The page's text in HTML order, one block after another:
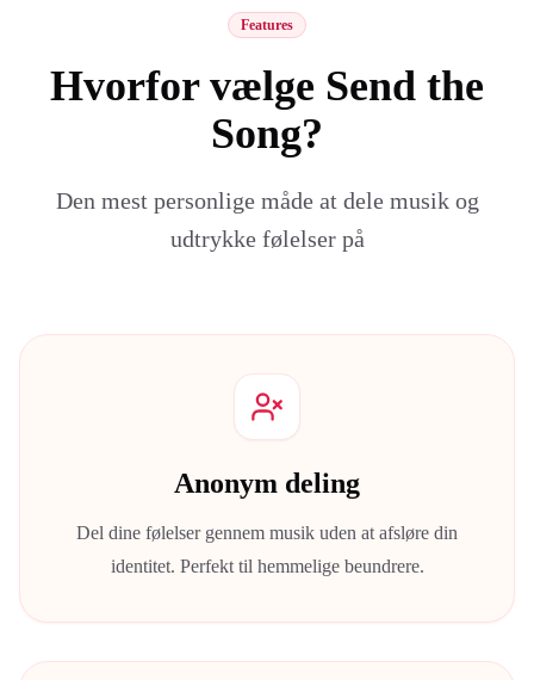
Features
Hvorfor vælge Send the
Song?
Den mest personlige måde at dele musik og
udtrykke følelser på
Anonym deling
Del dine følelser gennem musik uden at afsløre din
identitet. Perfekt til hemmelige beundrere.